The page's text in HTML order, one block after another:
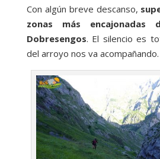
Con algún breve descanso,
zonas más
Dobresengos. El silencio es
del arroyo nos va acompañando.